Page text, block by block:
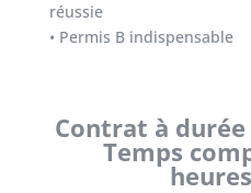
réussie
• Permis B indispensable
Contrat à
Temps